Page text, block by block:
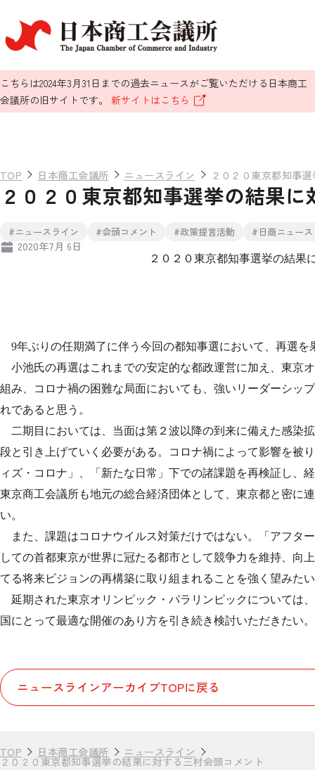
こちらは2024年3月31日までの過去ニュースがご覧いただける日本商工
会議所の旧サイトです。 新サイトはこちら
TOP 日本商工会議所 ニュースライン ２０２０東京都知事
２０２０東京都知事選挙の結果
#ニュースライン #会頭コメント #政策提言活動 #日商ニュース
2020年7月 6日
２０２０東京都知事選挙の結果
9年ぶりの任期満了に伴う今回の都知事選において、再選
小池氏の再選はこれまでの安定的な都政運営に加え、東京
組み、コロナ禍の困難な局面においても、強いリーダーシッ
れであると思う。
二期目においては、当面は第２波以降の到来に備えた感染
段と引き上げていく必要がある。コロナ禍によって影響を被
ィズ・コロナ」、「新たな日常」下での諸課題を再検証し、
東京商工会議所も地元の総合経済団体として、東京都と密に
い。
また、課題はコロナウイルス対策だけではない。「アフタ
しての首都東京が世界に冠たる都市として競争力を維持、向
てる将来ビジョンの再構築に取り組まれることを強く望みた
延期された東京オリンピック・パラリンピックについては
国にとって最適な開催のあり方を引き続き検討いただきたい。
ニュースラインアーカイブTOPに戻る
TOP 日本商工会議所 ニュースライン
２０２０東京都知事選挙の結果に対する三村会頭コメント